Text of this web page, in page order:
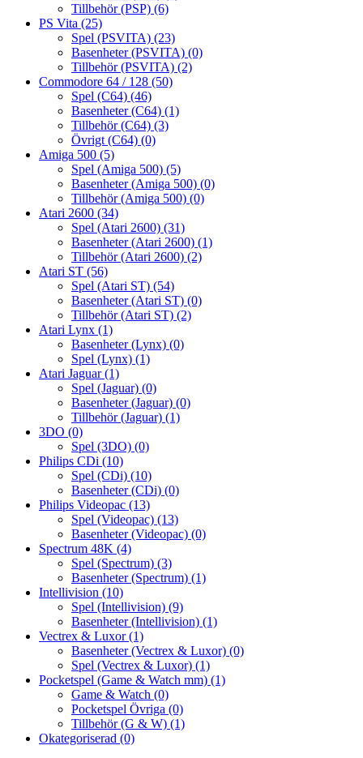
Tillbehör (PSP) (6)
PS Vita (25)
Spel (PSVITA) (23)
Basenheter (PSVITA) (0)
Tillbehör (PSVITA) (2)
Commodore 64 / 128 (50)
Spel (C64) (46)
Basenheter (C64) (1)
Tillbehör (C64) (3)
Övrigt (C64) (0)
Amiga 500 (5)
Spel (Amiga 500) (5)
Basenheter (Amiga 500) (0)
Tillbehör (Amiga 500) (0)
Atari 2600 (34)
Spel (Atari 2600) (31)
Basenheter (Atari 2600) (1)
Tillbehör (Atari 2600) (2)
Atari ST (56)
Spel (Atari ST) (54)
Basenheter (Atari ST) (0)
Tillbehör (Atari ST) (2)
Atari Lynx (1)
Basenheter (Lynx) (0)
Spel (Lynx) (1)
Atari Jaguar(1)
Spel (Jaguar) (0)
Basenheter (Jaguar) (0)
Tillbehör (Jaguar) (1)
3DO (0)
Spel (3DO) (0)
Philips CDi (10)
Spel (CDi) (10)
Basenheter (CDi) (0)
Philips Videopac (13)
Spel (Videopac) (13)
Basenheter (Videopac) (0)
Spectrum 48K (4)
Spel (Spectrum) (3)
Basenheter (Spectrum) (1)
Intellivision (10)
Spel (Intellivision) (9)
Basenheter (Intellivision) (1)
Vectrex & Luxor(1)
Basenheter (Vectrex & Luxor) (0)
Spel (Vectrex & Luxor) (1)
Pocketspel (Game & Watch mm) (1)
Game & Watch (0)
Pocketspel Övriga (0)
Tillbehör (G & W) (1)
Okategoriserad (0)